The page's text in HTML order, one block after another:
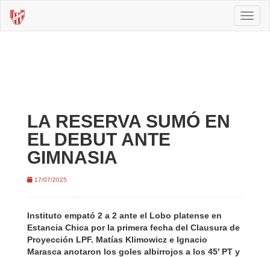
LA RESERVA SUMÓ EN
EL DEBUT ANTE
GIMNASIA
17/07/2025
Instituto empató 2 a 2 ante el Lobo platense en
Estancia Chica por la primera fecha del Clausura de
Proyección LPF. Matías Klimowicz e Ignacio
Marasca anotaron los goles albirrojos a los 45′ PT y